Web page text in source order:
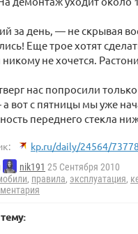
за день, — не скрывая
Еще трое хотят
никому не хочется.
нас попросили
вот с пятницы мы уже
переднего стекла
kp.ru/daily/24564/
nik191 25 Сентября 2010
, правила, эксплуатация,